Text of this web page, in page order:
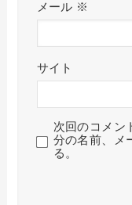
メール ※
サイト
次回のコメン
分の名前、メ
る。